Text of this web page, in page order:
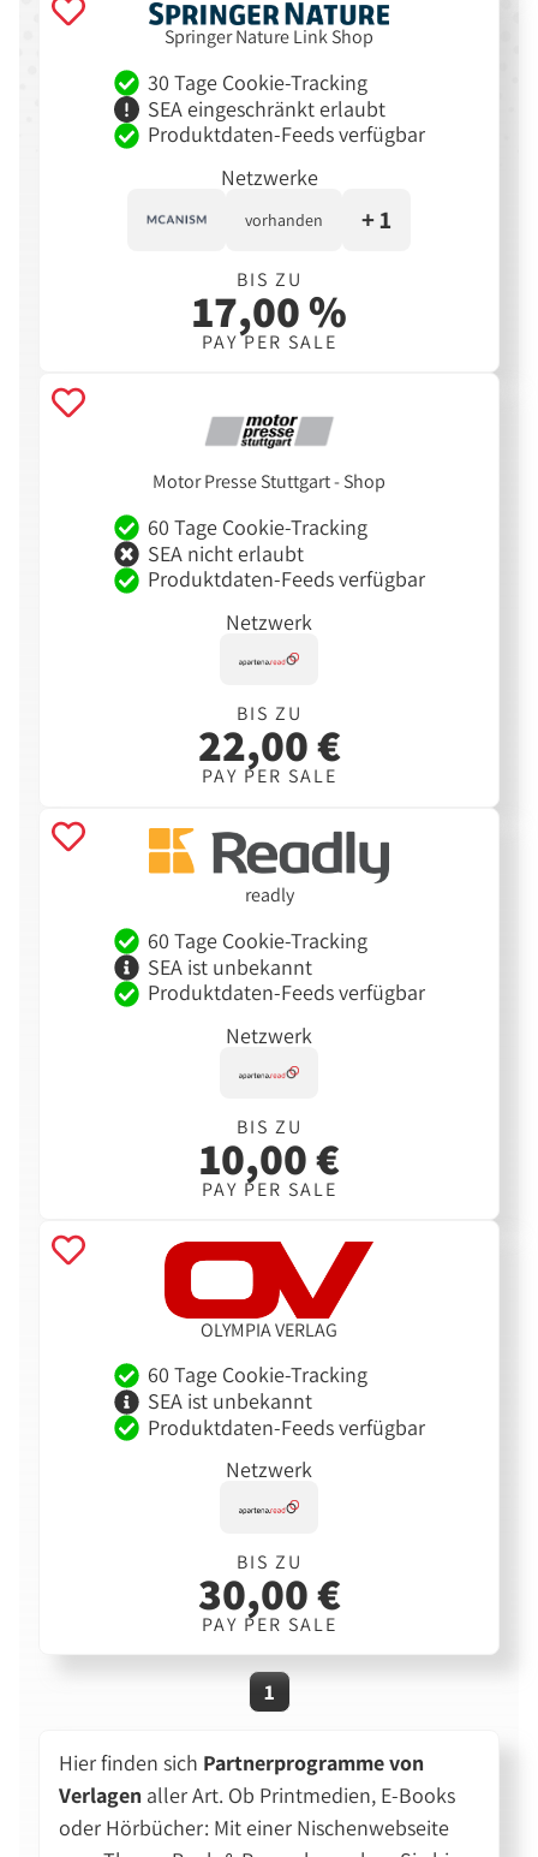
Springer Nature Link Shop
30 Tage Cookie-Tracking
SEA eingeschränkt erlaubt
Produktdaten-Feeds verfügbar
Netzwerke
vorhanden + 1
BIS ZU
17,00 %
PAY PER SALE
Motor Presse Stuttgart - Shop
60 Tage Cookie-Tracking
SEA nicht erlaubt
Produktdaten-Feeds verfügbar
Netzwerk
BIS ZU
22,00 €
PAY PER SALE
readly
60 Tage Cookie-Tracking
SEA ist unbekannt
Produktdaten-Feeds verfügbar
Netzwerk
BIS ZU
10,00 €
PAY PER SALE
OLYMPIA VERLAG
60 Tage Cookie-Tracking
SEA ist unbekannt
Produktdaten-Feeds verfügbar
Netzwerk
BIS ZU
30,00 €
PAY PER SALE
1
Hier finden sich Partnerprogramme von
Verlagen aller Art. Ob Printmedien, E-Books
oder Hörbücher: Mit einer Nischenwebseite